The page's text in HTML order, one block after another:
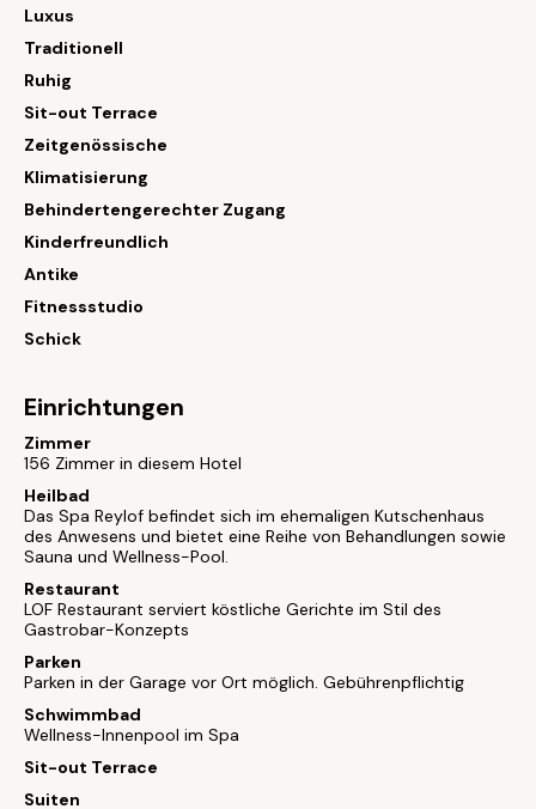
Luxus
Traditionell
Ruhig
Sit-out Terrace
Zeitgenössische
Klimatisierung
Behindertengerechter Zugang
Kinderfreundlich
Antike
Fitnessstudio
Schick
Einrichtungen
Zimmer
156 Zimmer in diesem Hotel
Heilbad
Das Spa Reylof befindet sich im ehemaligen Kutschenhaus
des Anwesens und bietet eine Reihe von Behandlungen sowie
Sauna und Wellness-Pool.
Restaurant
LOF Restaurant serviert köstliche Gerichte im Stil des
Gastrobar-Konzepts
Parken
Parken in der Garage vor Ort möglich. Gebührenpflichtig
Schwimmbad
Wellness-Innenpool im Spa
Sit-out Terrace
Suiten